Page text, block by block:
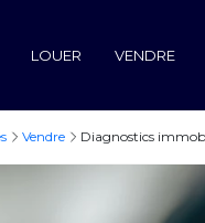
LOUER VENDRE
Vendre Diagnostics